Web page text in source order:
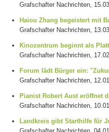
Grafschafter Nachrichten,
Haiou Zhang begeistert mit
Grafschafter Nachrichten,
Kinozentrum beginnt als
Grafschafter Nachrichten,
Forum lädt Bürger ein:
Grafschafter Nachrichten,
Pianist Robert Aust eröffnet
Grafschafter Nachrichten,
Landkreis gibt Starthilfe für
Grafschafter Nachrichten,